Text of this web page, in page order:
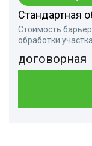
Стандартная
Стоимость
обработки участка
договорная